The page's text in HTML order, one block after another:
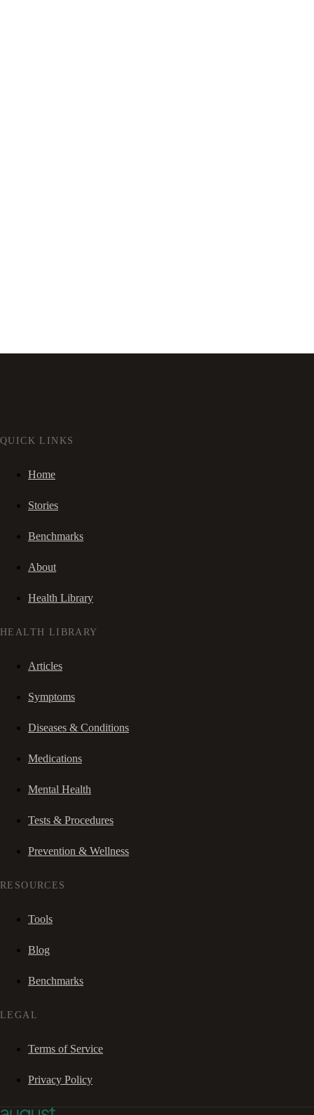
QUICK LINKS
Home
Stories
Benchmarks
About
Health Library
HEALTH LIBRARY
Articles
Symptoms
Diseases & Conditions
Medications
Mental Health
Tests & Procedures
Prevention & Wellness
RESOURCES
Tools
Blog
Benchmarks
LEGAL
Terms of Service
Privacy Policy